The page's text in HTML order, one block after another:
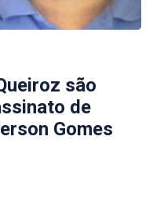
são
de
Gomes